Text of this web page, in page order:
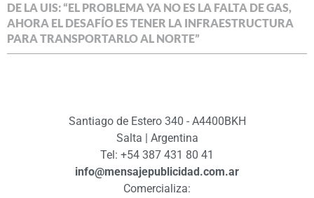
DE LA UIS: “EL PROBLEMA YA NO ES LA FALTA DE GAS,
AHORA EL DESAFÍO ES TENER LA INFRAESTRUCTURA
PARA TRANSPORTARLO AL NORTE”
Santiago de Estero 340 - A4400BKH
Salta | Argentina
Tel: +54 387 431 80 41
info@mensajepublicidad.com.ar
Comercializa: